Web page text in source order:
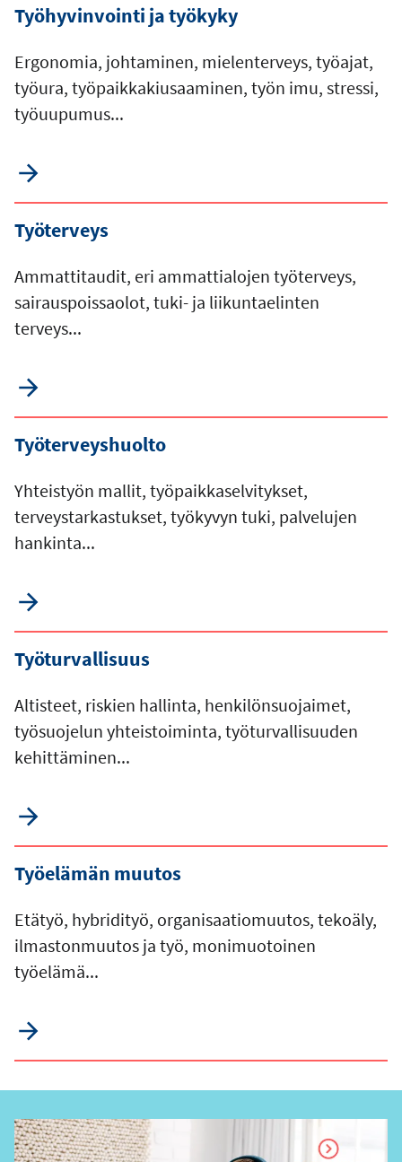
Työhyvinvointi ja työkyky
Ergonomia, johtaminen, mielenterveys, työajat,
työura, työpaikkakiusaaminen, työn imu, stressi,
työuupumus...
Työterveys
Ammattitaudit, eri ammattialojen työterveys,
sairauspoissaolot, tuki- ja liikuntaelinten
terveys...
Työterveyshuolto
Yhteistyön mallit, työpaikkaselvitykset,
terveystarkastukset, työkyvyn tuki, palvelujen
hankinta...
Työturvallisuus
Altisteet, riskien hallinta, henkilönsuojaimet,
työsuojelun yhteistoiminta, työturvallisuuden
kehittäminen...
Työelämän muutos
Etätyö, hybridityö, organisaatiomuutos, tekoäly,
ilmastonmuutos ja työ, monimuotoinen
työelämä...